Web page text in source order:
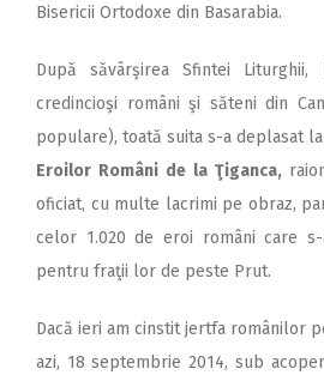
Bisericii Ortodoxe din Basarabia.
După săvârşirea Sfintei
credincioşi români şi săteni din
populare), toată suita s-a deplasat la
Eroilor Români de la Ţiganca,
oficiat, cu multe lacrimi pe obraz,
celor 1.020 de eroi români care
pentru fraţii lor de peste Prut.
Dacă ieri am cinstit jertfa românilor
azi, 18 septembrie 2014, sub